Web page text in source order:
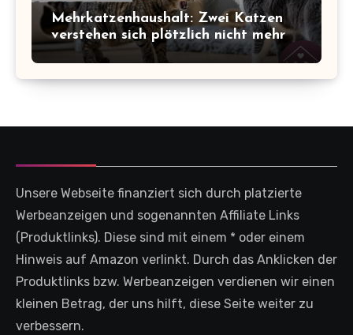
Mehrkatzenhaushalt: Zwei Katzen
verstehen sich plötzlich nicht mehr
Unsere Webseite finanziert sich durch platzierte
Werbeanzeigen und sogenannten Affiliate Links
(Produktlinks). Diese sind mit einem * oder einem
Hinweis auf Amazon verlinkt. Durch das Anklicken der
Produktlinks bzw. Werbeanzeigen verdienen wir einen
kleinen Betrag, der uns hilft, diese Seite weiter zu
verbessern.